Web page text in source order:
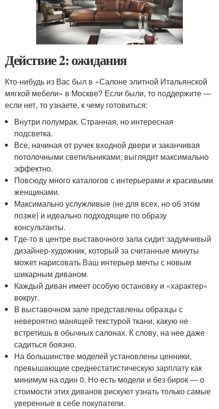
Действие 2: ожидания
Кто-нибудь из Вас был в «Салоне элитной Итальянской
мягкой мебели» в Москве? Если были, то поддержите —
если нет, то узнаете, к чему готовиться:
Внутри полумрак. Странная, но интересная
подсветка.
Все, начиная от ручек входной двери и заканчивая
потолочными светильниками, выглядит максимально
эффектно.
Повсюду много каталогов с интерьерами и красивыми
женщинами.
Максимально услужливые (не для всех, но об этом
позже) и идеально подходящие по образу
консультанты.
Где-то в центре выставочного зала сидит задумчивый
дизайнер-художник, который за считанные минуты
может нарисовать Ваш интерьер мечты с новым
шикарным диваном.
Каждый диван имеет особую остановку и «характер»
вокруг.
В выставочном зале представлены образцы с
невероятно манящей текстурой ткани, какую не
встретишь в обычных салонах. К слову, на нее даже
садиться боязно.
На большинстве моделей установлены ценники,
превышающие среднестатистическую зарплату как
минимум на один 0. Но есть модели и без бирок — о
стоимости этих диванов рискуют узнать только самые
уверенные в себе покупатели.